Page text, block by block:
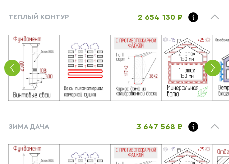
ТЕПЛЫЙ КОНТУР 2 654 130 ₽
ЗИМА ДАЧА 3 647 568 ₽